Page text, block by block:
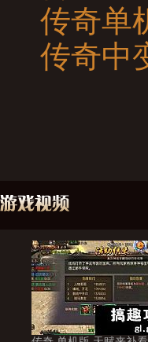
传奇单
传奇中